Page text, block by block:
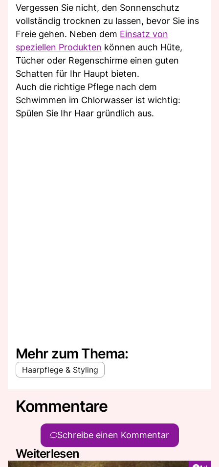
Vergessen Sie nicht, den Sonnenschutz
vollständig trocknen zu lassen, bevor Sie ins
Freie gehen. Neben dem Einsatz von
speziellen Produkten können auch Hüte,
Tücher oder Regenschirme einen guten
Schatten für Ihr Haupt bieten.
Auch die richtige Pflege nach dem
Schwimmen im Chlorwasser ist wichtig:
Spülen Sie Ihr Haar gründlich aus.
Mehr zum Thema:
Haarpflege & Styling
Kommentare
Schreibe einen Kommentar
Weiterlesen